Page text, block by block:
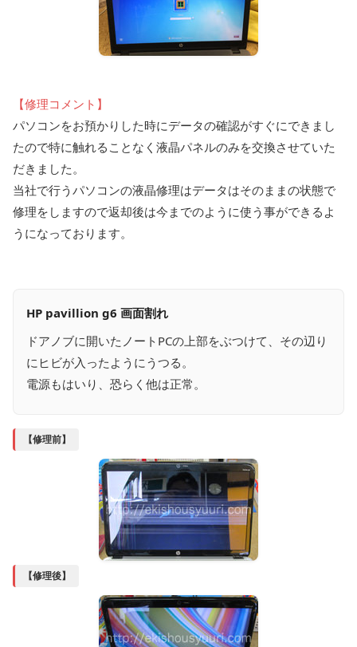
【修理コメント】
パソコンをお預かりした時にデータの確認がすぐにできまし
たので特に触れることなく液晶パネルのみを交換させていた
だきました。
当社で行うパソコンの液晶修理はデータはそのままの状態で
修理をしますので返却後は今までのように使う事ができるよ
うになっております。
HP pavillion g6 画面割れ
ドアノブに開いたノートPCの上部をぶつけて、その辺り
にヒビが入ったようにうつる。
電源もはいり、恐らく他は正常。
【修理前】
【修理後】